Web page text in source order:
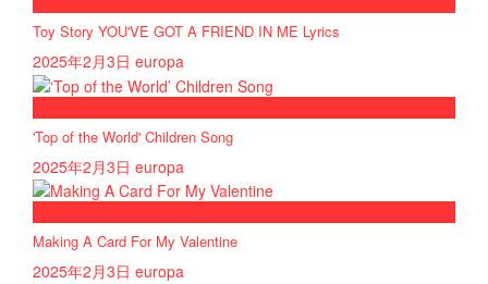
Toy Story YOU'VE GOT A FRIEND IN ME Lyrics
2025年2月3日 europa
'Top of the World' Children Song
2025年2月3日 europa
Making A Card For My Valentine
2025年2月3日 europa